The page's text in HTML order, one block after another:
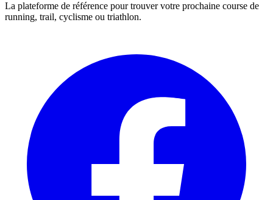
La plateforme de référence pour trouver votre prochaine course de
running, trail, cyclisme ou triathlon.